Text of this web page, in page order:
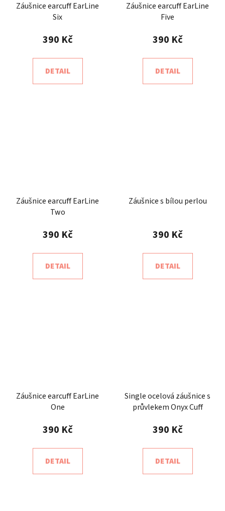
Záušnice earcuff EarLine
Six
390 Kč
DETAIL
Záušnice earcuff EarLine
Five
390 Kč
DETAIL
Záušnice earcuff EarLine
Two
390 Kč
DETAIL
Záušnice s bílou perlou
390 Kč
DETAIL
Záušnice earcuff EarLine
One
390 Kč
DETAIL
Single ocelová záušnice s
průvlekem Onyx Cuff
390 Kč
DETAIL